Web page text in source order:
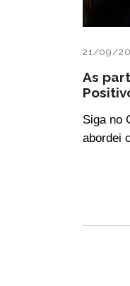
21/09/
As
Siga no
abordei